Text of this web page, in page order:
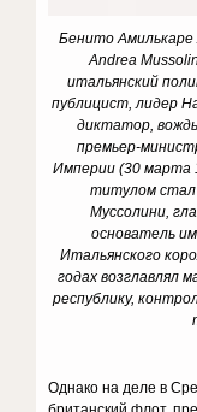
Бенито Амилькаре
Andrea
итальянский
публицист, лидер
диктатор,
премьер-
Империи (30 марта
титулом стал
Муссолини,
основатель
Итальянского
годах возглавлял
республику,
Однако на деле в